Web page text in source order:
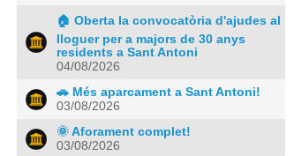
🏠 Oberta la convocatòria d'ajudes al
lloguer per a majors de 30 anys
residents a Sant Antoni
04/08/2026
🚗 Més aparcament a Sant Antoni!
03/08/2026
🌞 Aforament complet!
03/08/2026